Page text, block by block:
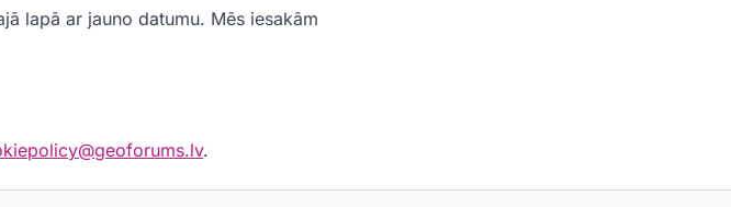
lapā ar jauno datumu. Mēs iesakām
.